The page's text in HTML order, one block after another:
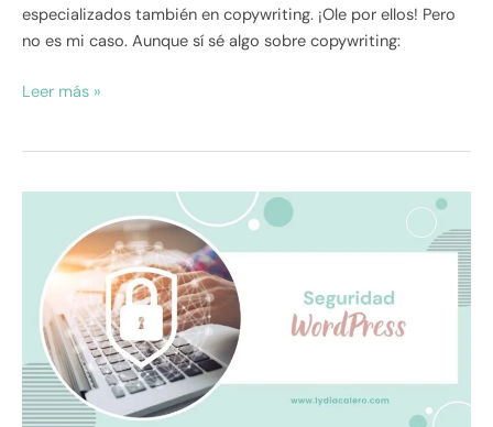
especializados también en copywriting. ¡Ole por ellos! Pero
no es mi caso. Aunque sí sé algo sobre copywriting:
Leer más »
WordPress:
formas
sencillas
proteger
tu
web